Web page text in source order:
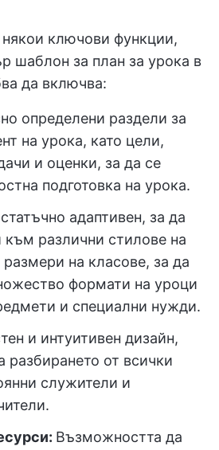
ключови функции,
шаблон за план за урока в
да включва:
определени раздели за
на урока, като цели,
и оценки, за да се
подготовка на урока.
адаптивен, за да
към различни стилове на
на класове, за да
формати на уроци
и специални нужди.
и интуитивен дизайн,
разбирането от всички
служители и
Възможността да